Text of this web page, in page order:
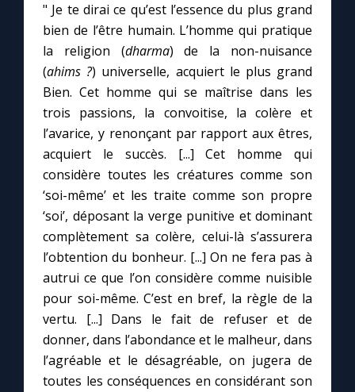
L'Évangile chaque jour
Les premiers samedis du mois
Marie qui défait les nœuds
Me consacrer à Jésus par Marie
Mes intentions de prière
Une Minute avec Marie
Une neuvaine
À la une
1000 Raisons de Croire
" Je te dirai ce qu’est l’essence du plus grand
bien de l’être humain. L’homme qui pratique
la religion (dharma) de la non-nuisance
(ahims ?) universelle, acquiert le plus grand
Bien. Cet homme qui se maîtrise dans les
trois passions, la convoitise, la colère et
l’avarice, y renonçant par rapport aux êtres,
acquiert le succès. [...] Cet homme qui
considère toutes les créatures comme son
‘soi-même’ et les traite comme son propre
‘soi’, déposant la verge punitive et dominant
complètement sa colère, celui-là s’assurera
l’obtention du bonheur. [...] On ne fera pas à
autrui ce que l’on considère comme nuisible
pour soi-même. C’est en bref, la règle de la
vertu. [...] Dans le fait de refuser et de
donner, dans l’abondance et le malheur, dans
l’agréable et le désagréable, on jugera de
toutes les conséquences en considérant son